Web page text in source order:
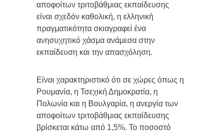
αποφοίτων τριτοβάθμιας εκπαίδευσης
είναι σχεδόν καθολική, η ελληνική
πραγματικότητα σκιαγραφεί ένα
ανησυχητικό χάσμα ανάμεσα στην
εκπαίδευση και την απασχόληση.
Είναι χαρακτηριστικό ότι σε χώρες όπως η
Ρουμανία, η Τσεχική Δημοκρατία, η
Πολωνία και η Βουλγαρία, η ανεργία των
αποφοίτων τριτοβάθμιας εκπαίδευσης
βρίσκεται κάτω από 1,5%. Το ποσοστό